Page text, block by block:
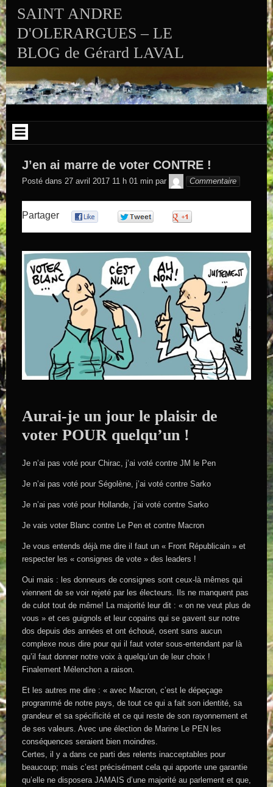
SAINT ANDRE
D'OLERARGUES – LE
BLOG de Gérard LAVAL
J’en ai marre de voter CONTRE !
Posté dans 27 avril 2017 11 h 01 min par
GEGE DE
SAINTAND
Commentaire
Partager
Aurai-je un jour le plaisir de
voter POUR quelqu’un !
Je n’ai pas voté pour Chirac, j’ai voté contre JM le Pen
Je n’ai pas voté pour Ségolène, j’ai voté contre Sarko
Je n’ai pas voté pour Hollande, j’ai voté contre Sarko
Je vais voter Blanc contre Le Pen et contre Macron
Je vous entends déjà me dire il faut un « Front Républicain » et
respecter les « consignes de vote » des leaders !
Oui mais : les donneurs de consignes sont ceux-là mêmes qui
viennent de se voir rejeté par les électeurs. Ils ne manquent pas
de culot tout de même! La majorité leur dit : « on ne veut plus de
vous » et ces guignols et leur copains qui se gavent sur notre
dos depuis des années et ont échoué, osent sans aucun
complexe nous dire pour qui il faut voter sous-entendant par là
qu’il faut donner notre voix à quelqu’un de leur choix !
Finalement Mélenchon a raison.
Et les autres me dire : « avec Macron, c’est le dépeçage
programmé de notre pays, de tout ce qui a fait son identité, sa
grandeur et sa spécificité et ce qui reste de son rayonnement et
de ses valeurs. Avec une élection de Marine Le PEN les
conséquences seraient bien moindres.
Certes, il y a dans ce parti des relents inacceptables pour
beaucoup; mais c’est précisément cela qui apporte une garantie
qu’elle ne disposera JAMAIS d’une majorité au parlement et que,